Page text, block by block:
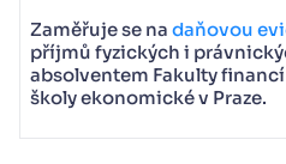
Zaměřuje se na daňovou
příjmů fyzických i
absolventem Fakulty
školy ekonomické v Praze.